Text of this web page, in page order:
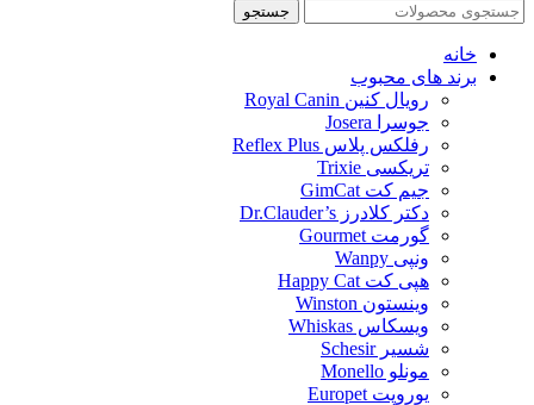
جستجو
خانه
برند های محبوب
رویال کنین Royal Canin
جوسرا Josera
رفلکس پلاس Reflex Plus
تریکسی Trixie
جیم کت GimCat
دکتر کلادرز Dr.Clauder’s
گورمت Gourmet
ونپی Wanpy
هپی کت Happy Cat
وینستون Winston
ویسکاس Whiskas
شسیر Schesir
مونلو Monello
یوروپت Europet